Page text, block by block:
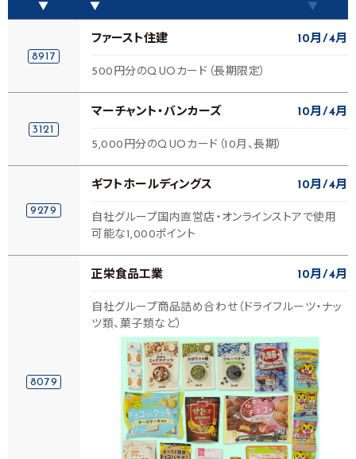
▼
▼
▼
8917
ファースト住建 10月 4月
500円分のQUOカード（長期限定）
3121
マーチャント・バンカーズ 10月 4月
5,000円分のQUOカード（10月、長期）
9279
ギフトホールディングス 10月 4月
自社グループ国内直営店・オンラインストアで使用
可能な1,000ポイント
8079
正栄食品工業 10月 4月
自社グループ商品詰め合わせ（ドライフルーツ・ナッ
ツ類、菓子類など）